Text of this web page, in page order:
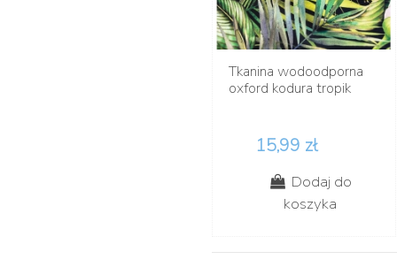
Tkanina wodoodporna
oxford kodura tropik
15,99 zł
Dodaj do
koszyka